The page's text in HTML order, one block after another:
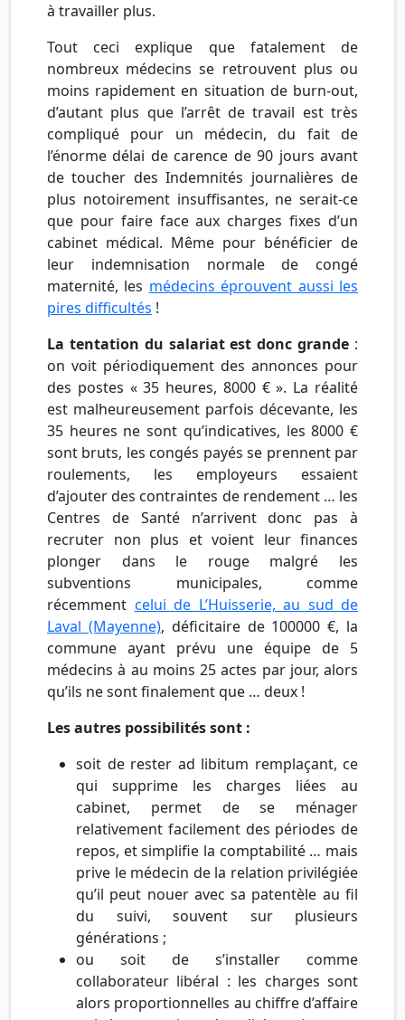
à travailler plus.
Tout ceci explique que fatalement de
nombreux médecins se retrouvent plus ou
moins rapidement en situation de burn-out,
d’autant plus que l’arrêt de travail est très
compliqué pour un médecin, du fait de
l’énorme délai de carence de 90 jours avant
de toucher des Indemnités journalières de
plus notoirement insuffisantes, ne serait-ce
que pour faire face aux charges fixes d’un
cabinet médical. Même pour bénéficier de
leur indemnisation normale de congé
maternité, les médecins éprouvent aussi les
pires difficultés !
La tentation du salariat est donc grande :
on voit périodiquement des annonces pour
des postes « 35 heures, 8000 € ». La réalité
est malheureusement parfois décevante, les
35 heures ne sont qu’indicatives, les 8000 €
sont bruts, les congés payés se prennent par
roulements, les employeurs essaient
d’ajouter des contraintes de rendement … les
Centres de Santé n’arrivent donc pas à
recruter non plus et voient leur finances
plonger dans le rouge malgré les
subventions municipales, comme
récemment celui de L’Huisserie, au sud de
Laval (Mayenne), déficitaire de 100000 €, la
commune ayant prévu une équipe de 5
médecins à au moins 25 actes par jour, alors
qu’ils ne sont finalement que … deux !
Les autres possibilités sont :
soit de rester ad libitum remplaçant, ce
qui supprime les charges liées au
cabinet, permet de se ménager
relativement facilement des périodes de
repos, et simplifie la comptabilité … mais
prive le médecin de la relation privilégiée
qu’il peut nouer avec sa patentèle au fil
du suivi, souvent sur plusieurs
générations ;
ou soit de s’installer comme
collaborateur libéral : les charges sont
alors proportionnelles au chiffre d’affaire